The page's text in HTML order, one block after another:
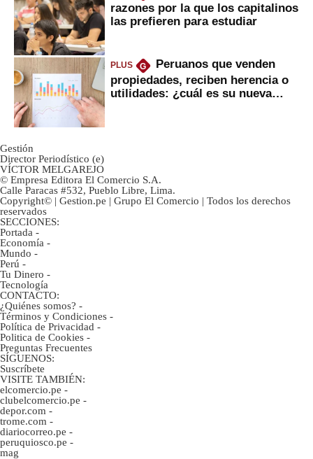
razones por la que los capitalinos
las prefieren para estudiar
PLUS G
Peruanos que venden
propiedades, reciben herencia o
utilidades: ¿cuál es su nueva
Gestión
Director Periodístico (e)
VÍCTOR MELGAREJO
© Empresa Editora El Comercio S.A.
Calle Paracas #532, Pueblo Libre, Lima.
Copyright© | Gestion.pe | Grupo El Comercio | Todos los derechos
reservados
SECCIONES:
Portada -
Economía -
Mundo -
Perú -
Tu Dinero -
Tecnología
CONTACTO:
¿Quiénes somos? -
Términos y Condiciones -
Política de Privacidad -
Politica de Cookies -
Preguntas Frecuentes
SÍGUENOS:
Suscríbete
VISITE TAMBIÉN:
elcomercio.pe -
clubelcomercio.pe -
depor.com -
trome.com -
diariocorreo.pe -
peruquiosco.pe -
mag